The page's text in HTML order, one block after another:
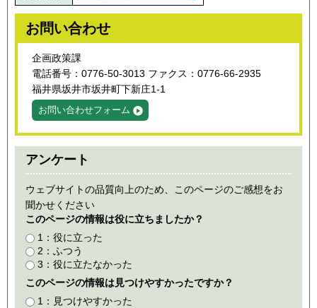
お問い合わせ
企画政策課
電話番号：0776-50-3013 ファクス：0776-66-2935
福井県坂井市坂井町下新庄1-1
お問い合わせフォーム
アンケート
ウェブサイトの品質向上のため、このページのご感想をお
聞かせください
このページの情報は役に立ちましたか？
1：役に立った
2：ふつう
3：役に立たなかった
このページの情報は見つけやすかったですか？
1：見つけやすかった